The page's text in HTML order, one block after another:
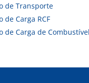
de Transporte
de Carga RCF
de Carga de Combustível